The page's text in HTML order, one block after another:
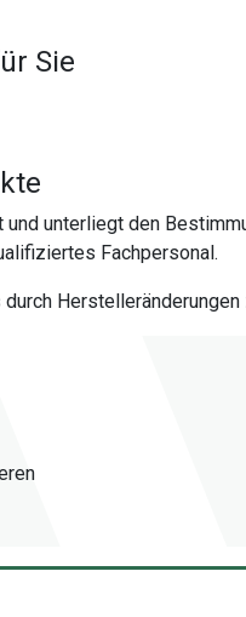
Sie
unterliegt den
Fachpersonal.